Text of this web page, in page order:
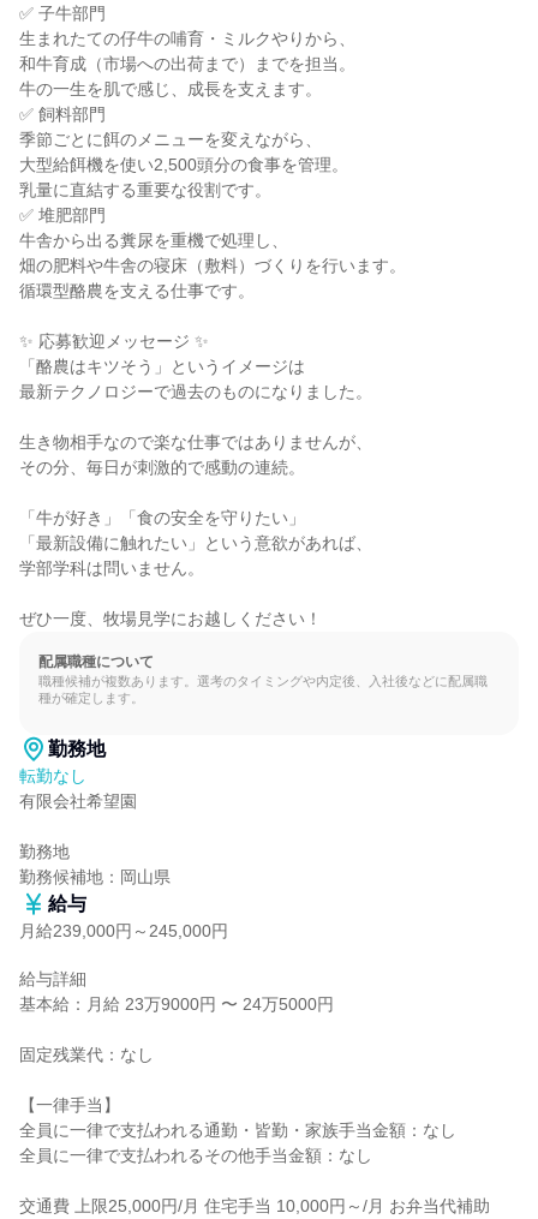
✅ 子牛部門
生まれたての仔牛の哺育・ミルクやりから、
和牛育成（市場への出荷まで）までを担当。
牛の一生を肌で感じ、成長を支えます。
✅ 飼料部門
季節ごとに餌のメニューを変えながら、
大型給餌機を使い2,500頭分の食事を管理。
乳量に直結する重要な役割です。
✅ 堆肥部門
牛舎から出る糞尿を重機で処理し、
畑の肥料や牛舎の寝床（敷料）づくりを行います。
循環型酪農を支える仕事です。
✨ 応募歓迎メッセージ ✨
「酪農はキツそう」というイメージは
最新テクノロジーで過去のものになりました。
生き物相手なので楽な仕事ではありませんが、
その分、毎日が刺激的で感動の連続。
「牛が好き」「食の安全を守りたい」
「最新設備に触れたい」という意欲があれば、
学部学科は問いません。
ぜひ一度、牧場見学にお越しください！
配属職種について
職種候補が複数あります。選考のタイミングや内定後、入社後などに配属職
種が確定します。
勤務地
転勤なし
有限会社希望園
勤務地
勤務候補地：岡山県
給与
月給239,000円～245,000円
給与詳細
基本給：月給 23万9000円 〜 24万5000円
固定残業代：なし
【一律手当】
全員に一律で支払われる通勤・皆勤・家族手当金額：なし
全員に一律で支払われるその他手当金額：なし
交通費 上限25,000円/月 住宅手当 10,000円～/月 お弁当代補助